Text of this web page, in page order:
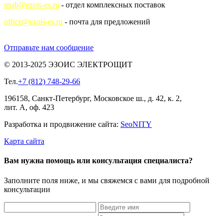
snab@ezois-es.ru - отдел комплексных поставок
office@ezois-es.ru - почта для предложений
Отправьте нам сообщение
© 2013-2025 ЭЗОИС ЭЛЕКТРОЩИТ
Тел.+7 (812) 748-29-66
196158, Санкт-Петербург, Московское ш., д. 42, к. 2,
лит. А, оф. 423
Разработка и продвижение сайта: SeoNITY
Карта сайта
Вам нужна помощь или консультация специалиста?
Заполните поля ниже, и мы свяжемся с вами для подробной
консультации